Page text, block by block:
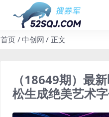
首页 中创网 正文
（18649期）最
松生成绝美艺术